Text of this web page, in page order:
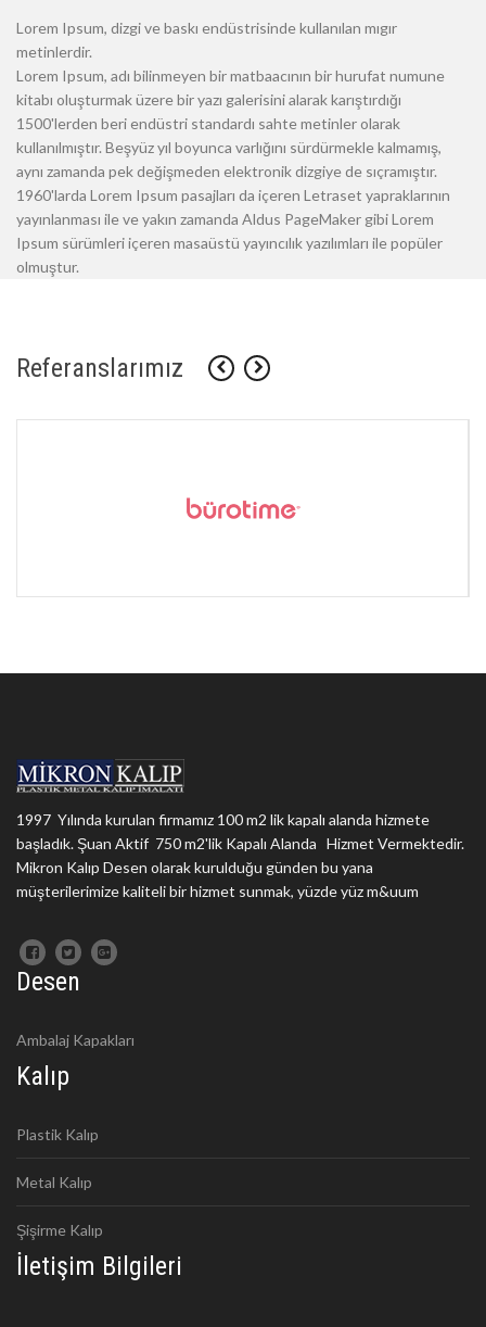
Lorem Ipsum, dizgi ve baskı endüstrisinde kullanılan mıgır
metinlerdir.
Lorem Ipsum, adı bilinmeyen bir matbaacının bir hurufat numune
kitabı oluşturmak üzere bir yazı galerisini alarak karıştırdığı
1500'lerden beri endüstri standardı sahte metinler olarak
kullanılmıştır. Beşyüz yıl boyunca varlığını sürdürmekle kalmamış,
aynı zamanda pek değişmeden elektronik dizgiye de sıçramıştır.
1960'larda Lorem Ipsum pasajları da içeren Letraset yapraklarının
yayınlanması ile ve yakın zamanda Aldus PageMaker gibi Lorem
Ipsum sürümleri içeren masaüstü yayıncılık yazılımları ile popüler
olmuştur.
Referanslarımız
1997 Yılında kurulan firmamız 100 m2 lik kapalı alanda hizmete
başladık. Şuan Aktif 750 m2'lik Kapalı Alanda Hizmet Vermektedir.
Mikron Kalıp Desen olarak kurulduğu günden bu yana
müşterilerimize kaliteli bir hizmet sunmak, yüzde yüz m&uum
Desen
Ambalaj Kapakları
Kalıp
Plastik Kalıp
Metal Kalıp
Şişirme Kalıp
İletişim Bilgileri